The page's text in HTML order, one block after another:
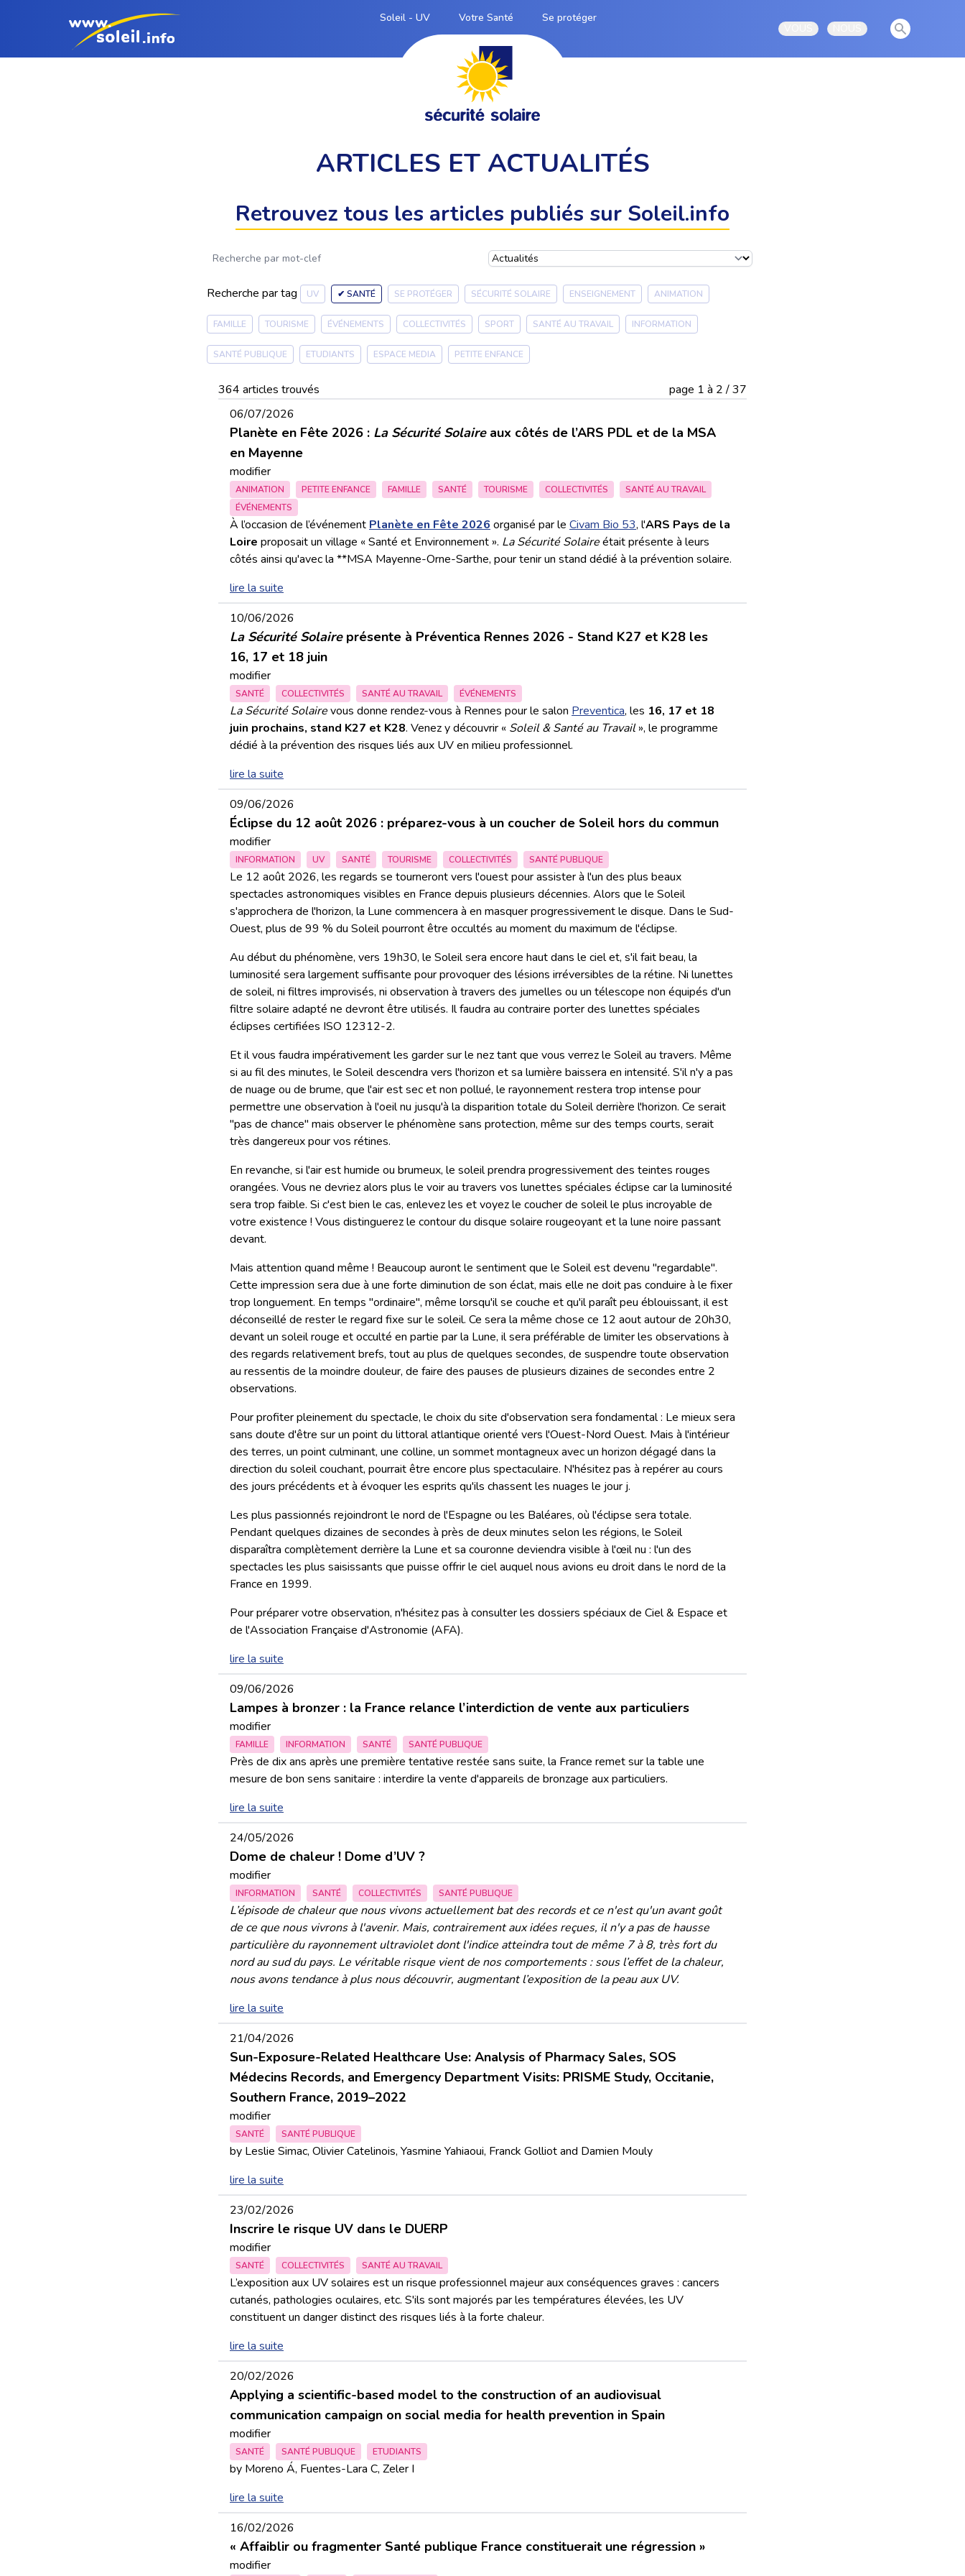
Soleil - UV Votre Santé
Se protéger
Open user menuOpen user menu
View
ARTICLES ET ACTUALITÉS
Retrouvez tous les articles publiés sur Soleil.info
Recherche par tag UV ✔ SANTÉ SE PROTÉGER SÉCURITÉ SOLAIRE ENSEIGNEMENT ANIMATION
FAMILLE TOURISME ÉVÉNEMENTS COLLECTIVITÉS SPORT SANTÉ AU TRAVAIL INFORMATION
SANTÉ PUBLIQUE ETUDIANTS ESPACE MEDIA PETITE ENFANCE
364 articles trouvés
page 1 à 2 / 37
06/07/2026
Planète en Fête 2026 : La Sécurité Solaireaux côtés de l’ARS PDL et de la MSA
en Mayenne
modifier
ANIMATION PETITE ENFANCE FAMILLE SANTÉ TOURISME COLLECTIVITÉS
SANTÉ AU TRAVAIL
ÉVÉNEMENTS
À l’occasion de l’événement Planète en Fête 2026 organisé par le Civam Bio 53, l'ARS Pays de la
Loire proposait un village « Santé et Environnement ». La Sécurité Solaireétait présente à leurs
côtés ainsi qu'avec la **MSA Mayenne-Orne-Sarthe, pour tenir un stand dédié à la prévention solaire.
lire la suite
10/06/2026
La Sécurité Solaireprésente à Préventica Rennes 2026 - Stand K27 et K28 les
16, 17 et 18 juin
modifier
SANTÉ COLLECTIVITÉS SANTÉ AU TRAVAIL ÉVÉNEMENTS
La Sécurité Solairevous donne rendez-vous à Rennes pour le salon Preventica, les 16, 17 et 18
juin prochains, stand K27 et K28. Venez y découvrir « Soleil & Santé au Travail», le programme
dédié à la prévention des risques liés aux UV en milieu professionnel.
lire la suite
09/06/2026
Éclipse du 12 août 2026 : préparez-vous à un coucher de Soleil hors du commun
modifier
INFORMATION UV SANTÉ TOURISME COLLECTIVITÉS SANTÉ PUBLIQUE
Le 12 août 2026, les regards se tourneront vers l'ouest pour assister à l'un des plus beaux
spectacles astronomiques visibles en France depuis plusieurs décennies. Alors que le Soleil
s'approchera de l'horizon, la Lune commencera à en masquer progressivement le disque. Dans le Sud-
Ouest, plus de 99 % du Soleil pourront être occultés au moment du maximum de l'éclipse.
Au début du phénomène, vers 19h30, le Soleil sera encore haut dans le ciel et, s'il fait beau, la
luminosité sera largement suffisante pour provoquer des lésions irréversibles de la rétine. Ni lunettes
de soleil, ni filtres improvisés, ni observation à travers des jumelles ou un télescope non équipés d'un
filtre solaire adapté ne devront être utilisés. Il faudra au contraire porter des lunettes spéciales
éclipses certifiées ISO 12312-2.
Et il vous faudra impérativement les garder sur le nez tant que vous verrez le Soleil au travers. Même
si au fil des minutes, le Soleil descendra vers l'horizon et sa lumière baissera en intensité. S'il n'y a pas
de nuage ou de brume, que l'air est sec et non pollué, le rayonnement restera trop intense pour
permettre une observation à l'oeil nu jusqu'à la disparition totale du Soleil derrière l'horizon. Ce serait
"pas de chance" mais observer le phénomène sans protection, même sur des temps courts, serait
très dangereux pour vos rétines.
En revanche, si l'air est humide ou brumeux, le soleil prendra progressivement des teintes rouges
orangées. Vous ne devriez alors plus le voir au travers vos lunettes spéciales éclipse car la luminosité
sera trop faible. Si c'est bien le cas, enlevez les et voyez le coucher de soleil le plus incroyable de
votre existence ! Vous distinguerez le contour du disque solaire rougeoyant et la lune noire passant
devant.
Mais attention quand même ! Beaucoup auront le sentiment que le Soleil est devenu "regardable".
Cette impression sera due à une forte diminution de son éclat, mais elle ne doit pas conduire à le fixer
trop longuement. En temps "ordinaire", même lorsqu'il se couche et qu'il paraît peu éblouissant, il est
déconseillé de rester le regard fixe sur le soleil. Ce sera la même chose ce 12 aout autour de 20h30,
devant un soleil rouge et occulté en partie par la Lune, il sera préférable de limiter les observations à
des regards relativement brefs, tout au plus de quelques secondes, de suspendre toute observation
au ressentis de la moindre douleur, de faire des pauses de plusieurs dizaines de secondes entre 2
observations.
Pour profiter pleinement du spectacle, le choix du site d'observation sera fondamental : Le mieux sera
sans doute d'être sur un point du littoral atlantique orienté vers l'Ouest-Nord Ouest. Mais à l'intérieur
des terres, un point culminant, une colline, un sommet montagneux avec un horizon dégagé dans la
direction du soleil couchant, pourrait être encore plus spectaculaire. N'hésitez pas à repérer au cours
des jours précédents et à évoquer les esprits qu'ils chassent les nuages le jour j.
Les plus passionnés rejoindront le nord de l'Espagne ou les Baléares, où l'éclipse sera totale.
Pendant quelques dizaines de secondes à près de deux minutes selon les régions, le Soleil
disparaîtra complètement derrière la Lune et sa couronne deviendra visible à l'œil nu : l'un des
spectacles les plus saisissants que puisse offrir le ciel auquel nous avions eu droit dans le nord de la
France en 1999.
Pour préparer votre observation, n'hésitez pas à consulter les dossiers spéciaux de Ciel & Espace et
de l'Association Française d'Astronomie (AFA).
lire la suite
09/06/2026
Lampes à bronzer : la France relance l’interdiction de vente aux particuliers
modifier
FAMILLE INFORMATION SANTÉ SANTÉ PUBLIQUE
Près de dix ans après une première tentative restée sans suite, la France remet sur la table une
mesure de bon sens sanitaire : interdire la vente d'appareils de bronzage aux particuliers.
lire la suite
24/05/2026
Dome de chaleur ! Dome d’UV ?
modifier
INFORMATION SANTÉ COLLECTIVITÉS SANTÉ PUBLIQUE
L’épisode de chaleur que nous vivons actuellement bat des records et ce n'est qu'un avant goût
de ce que nous vivrons à l'avenir. Mais, contrairement aux idées reçues, il n'y a pas de hausse
particulière du rayonnement ultraviolet dont l'indice atteindra tout de même 7 à 8, très fort du
nord au sud du pays. Le véritable risque vient de nos comportements : sous l’effet de la chaleur,
nous avons tendance à plus nous découvrir, augmentant l’exposition de la peau aux UV.
lire la suite
21/04/2026
Sun-Exposure-Related Healthcare Use: Analysis of Pharmacy Sales, SOS
Médecins Records, and Emergency Department Visits: PRISME Study, Occitanie,
Southern France, 2019–2022
modifier
SANTÉ SANTÉ PUBLIQUE
by Leslie Simac, Olivier Catelinois, Yasmine Yahiaoui, Franck Golliot and Damien Mouly
lire la suite
23/02/2026
Inscrire le risque UV dans le DUERP
modifier
SANTÉ COLLECTIVITÉS SANTÉ AU TRAVAIL
L’exposition aux UV solaires est un risque professionnel majeur aux conséquences graves : cancers
cutanés, pathologies oculaires, etc. S'ils sont majorés par les températures élevées, les UV
constituent un danger distinct des risques liés à la forte chaleur.
lire la suite
20/02/2026
Applying a scientific-based model to the construction of an audiovisual
communication campaign on social media for health prevention in Spain
modifier
SANTÉ SANTÉ PUBLIQUE ETUDIANTS
by Moreno Á, Fuentes-Lara C, Zeler I
lire la suite
16/02/2026
« Affaiblir ou fragmenter Santé publique France constituerait une régression »
modifier